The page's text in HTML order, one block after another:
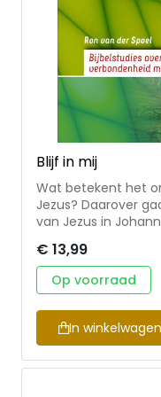
Blijf in mij
Wat betekent het
Jezus? Daarover
van Jezus in
worden en
de wet geeft en
met Jezus. In deze
Spoel dit diepe
beeldende manier
voor kringgebruik en
Kringseriedeeltje is
materiaal dat
€ 13,99
Op voorraad
In winkelwagen